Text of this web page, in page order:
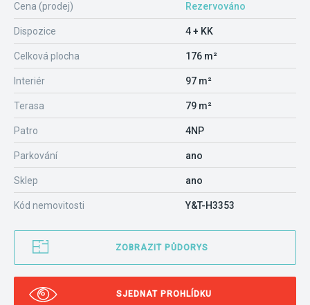
Cena (prodej) Rezervováno
Dispozice 4 + KK
Celková plocha 176 m²
Interiér 97 m²
Terasa 79 m²
Patro 4NP
Parkování ano
Sklep ano
Kód nemovitosti Y&T-H3353
ZOBRAZIT PŮDORYS
SJEDNAT PROHLÍDKU